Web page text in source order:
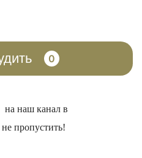
0
на наш канал в
пропустить!